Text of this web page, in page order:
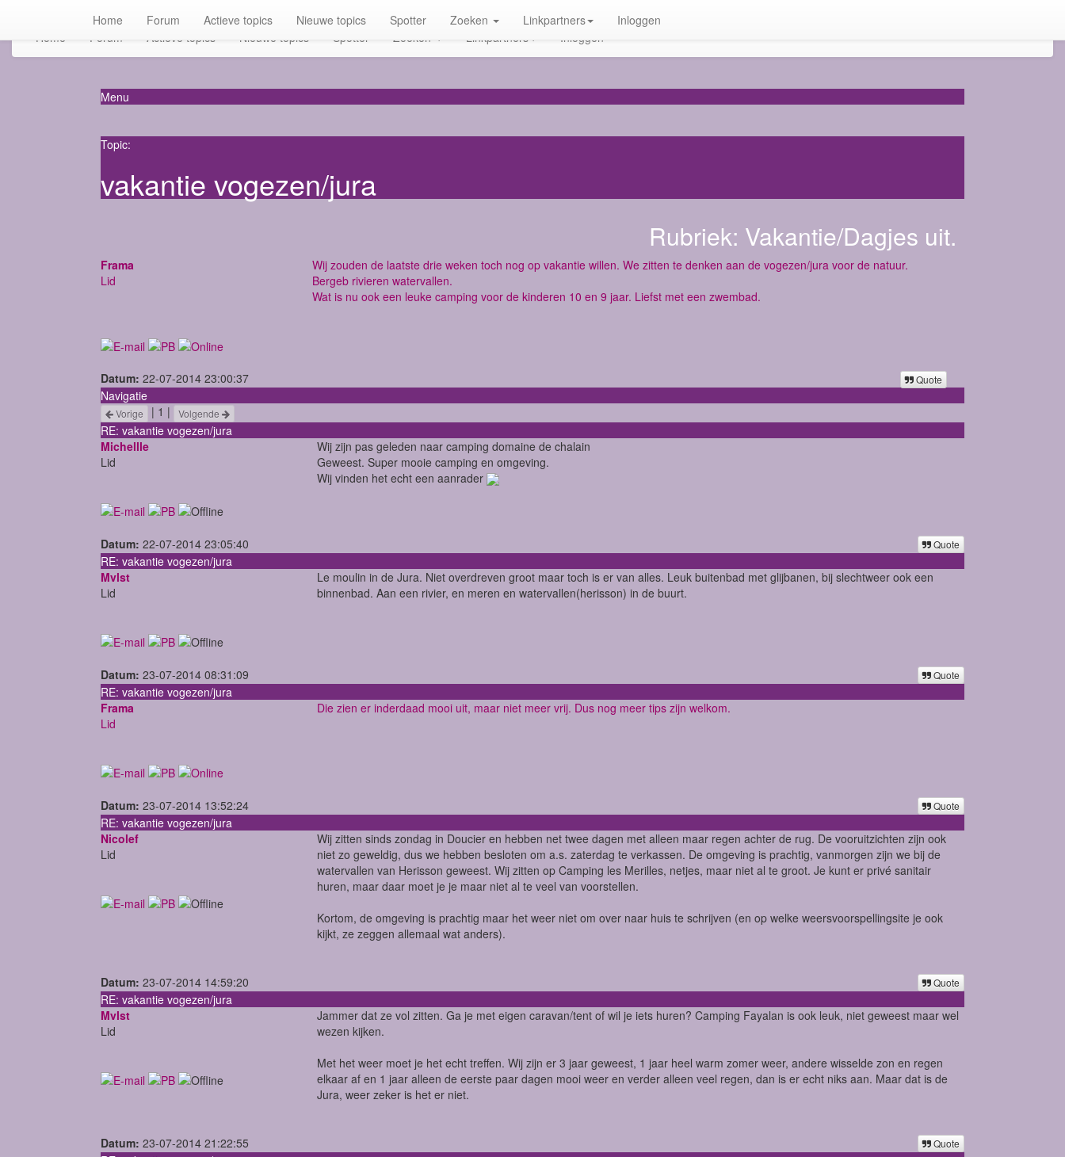
Home Forum Actieve topics Nieuwe topics Spotter Zoeken Linkpartners Inloggen
Home Forum Actieve topics Nieuwe topics Spotter Zoeken Linkpartners Inloggen
Menu
Topic:
vakantie vogezen/jura
Rubriek: Vakantie/Dagjes uit.
Frama
Lid
Wij zouden de laatste drie weken toch nog op vakantie willen. We zitten te denken aan de vogezen/jura voor de natuur.
Bergeb rivieren watervallen.
Wat is nu ook een leuke camping voor de kinderen 10 en 9 jaar. Liefst met een zwembad.
Datum: 22-07-2014 23:00:37 Quote
Navigatie
Vorige | 1 | Volgende
RE: vakantie vogezen/jura
Michellle
Lid
Wij zijn pas geleden naar camping domaine de chalain
Geweest. Super mooie camping en omgeving.
Wij vinden het echt een aanrader
Datum: 22-07-2014 23:05:40 Quote
RE: vakantie vogezen/jura
Mvlst
Lid
Le moulin in de Jura. Niet overdreven groot maar toch is er van alles. Leuk buitenbad met glijbanen, bij slechtweer ook een
binnenbad. Aan een rivier, en meren en watervallen(herisson) in de buurt.
Datum: 23-07-2014 08:31:09 Quote
RE: vakantie vogezen/jura
Frama
Lid
Die zien er inderdaad mooi uit, maar niet meer vrij. Dus nog meer tips zijn welkom.
Datum: 23-07-2014 13:52:24 Quote
RE: vakantie vogezen/jura
Nicolef
Lid
Wij zitten sinds zondag in Doucier en hebben net twee dagen met alleen maar regen achter de rug. De vooruitzichten zijn ook
niet zo geweldig, dus we hebben besloten om a.s. zaterdag te verkassen. De omgeving is prachtig, vanmorgen zijn we bij de
watervallen van Herisson geweest. Wij zitten op Camping les Merilles, netjes, maar niet al te groot. Je kunt er privé sanitair
huren, maar daar moet je je maar niet al te veel van voorstellen.
Kortom, de omgeving is prachtig maar het weer niet om over naar huis te schrijven (en op welke weersvoorspellingsite je ook
kijkt, ze zeggen allemaal wat anders).
Datum: 23-07-2014 14:59:20 Quote
RE: vakantie vogezen/jura
Mvlst
Lid
Jammer dat ze vol zitten. Ga je met eigen caravan/tent of wil je iets huren? Camping Fayalan is ook leuk, niet geweest maar wel
wezen kijken.
Met het weer moet je het echt treffen. Wij zijn er 3 jaar geweest, 1 jaar heel warm zomer weer, andere wisselde zon en regen
elkaar af en 1 jaar alleen de eerste paar dagen mooi weer en verder alleen veel regen, dan is er echt niks aan. Maar dat is de
Jura, weer zeker is het er niet.
Datum: 23-07-2014 21:22:55 Quote